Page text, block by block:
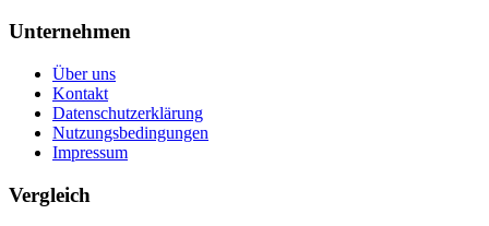
Unternehmen
Über uns
Kontakt
Datenschutzerklärung
Nutzungsbedingungen
Impressum
Vergleich